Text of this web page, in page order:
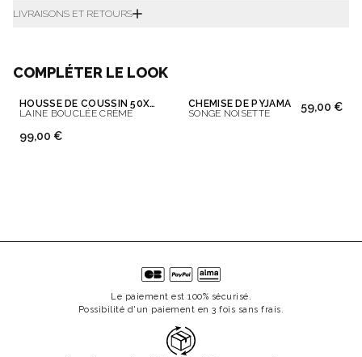
LIVRAISONS ET RETOURS
COMPLÉTER LE LOOK
HOUSSE DE COUSSIN 50X50 CM
LAINE BOUCLÉE CRÈME
99,00 €
CHEMISE DE PYJAMA
SONGE NOISETTE
59,00 €
Le paiement est 100% sécurisé.
Possibilité d'un paiement en 3 fois sans frais.